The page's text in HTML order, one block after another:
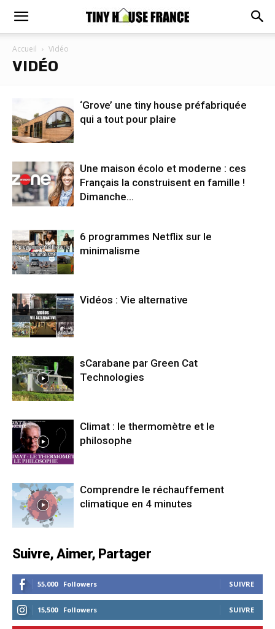
Accueil Vidéo
VIDÉO
‘Grove’ une tiny house préfabriquée
qui a tout pour plaire
Une maison écolo et moderne : ces
Français la construisent en famille !
Dimanche...
6 programmes Netflix sur le
minimalisme
Vidéos : Vie alternative
sCarabane par Green Cat
Technologies
Climat : le thermomètre et le
philosophe
Comprendre le réchauffement
climatique en 4 minutes
Suivre, Aimer, Partager
55,000 Followers SUIVRE
15,500 Followers SUIVRE